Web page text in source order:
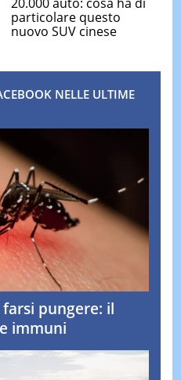
particolare questo
nuovo SUV cinese
NELLE ULTIME
pungere: il
immuni